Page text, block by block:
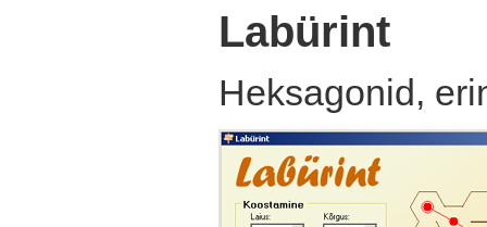
Labürint
Heksagonid,